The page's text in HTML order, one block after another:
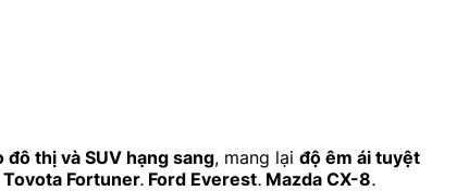
đô thị và SUV hạng sang, mang lại độ êm ái tuyệt
Toyota Fortuner, Ford Everest, Mazda CX-8,